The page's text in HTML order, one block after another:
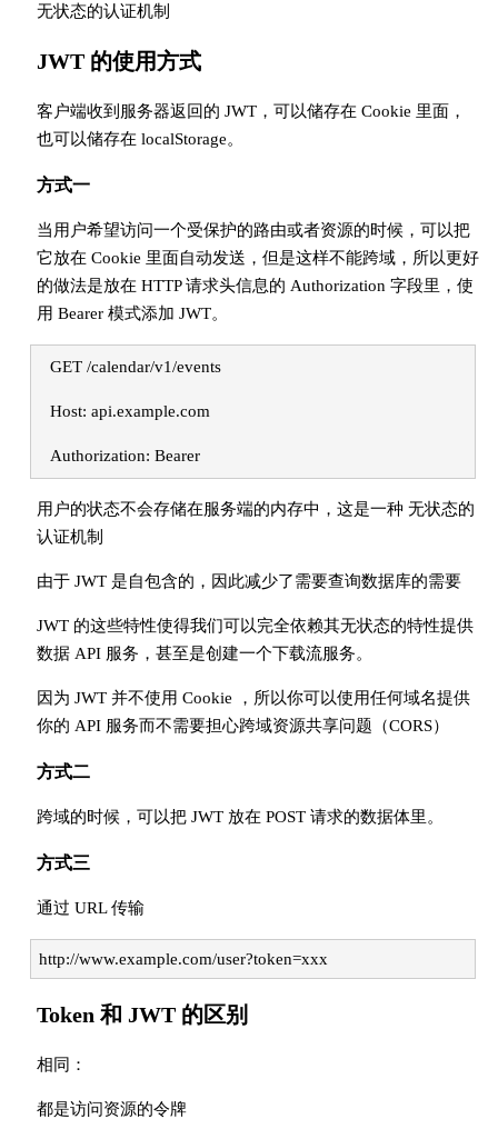
无状态的认证机制
JWT 的使用方式
客户端收到服务器返回的 JWT，可以储存在 Cookie 里面，
也可以储存在 localStorage。
方式一
当用户希望访问一个受保护的路由或者资源的时候，可以把
它放在 Cookie 里面自动发送，但是这样不能跨域，所以更好
的做法是放在 HTTP 请求头信息的 Authorization 字段里，使
用 Bearer 模式添加 JWT。
GET /calendar/v1/events
Host: api.example.com
Authorization: Bearer
用户的状态不会存储在服务端的内存中，这是一种 无状态的
认证机制
由于 JWT 是自包含的，因此减少了需要查询数据库的需要
JWT 的这些特性使得我们可以完全依赖其无状态的特性提供
数据 API 服务，甚至是创建一个下载流服务。
因为 JWT 并不使用 Cookie ，所以你可以使用任何域名提供
你的 API 服务而不需要担心跨域资源共享问题（CORS）
方式二
跨域的时候，可以把 JWT 放在 POST 请求的数据体里。
方式三
通过 URL 传输
http://www.example.com/user?token=xxx
Token 和 JWT 的区别
相同：
都是访问资源的令牌